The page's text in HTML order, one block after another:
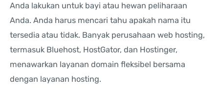
Anda lakukan untuk bayi atau hewan peliharaan
Anda. Anda harus mencari tahu apakah nama itu
tersedia atau tidak. Banyak perusahaan web hosting,
termasuk Bluehost, HostGator, dan Hostinger,
menawarkan layanan domain fleksibel bersama
dengan layanan hosting.